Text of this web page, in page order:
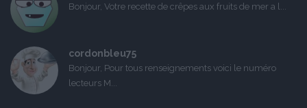
Bonjour, Votre recette de crêpes aux fruits de mer a l...
cordonbleu75
Bonjour, Pour tous renseignements voici le numéro
lecteurs M...